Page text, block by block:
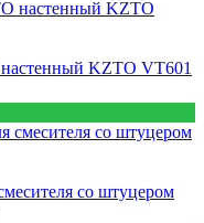
KZTO VT601
со штуцером